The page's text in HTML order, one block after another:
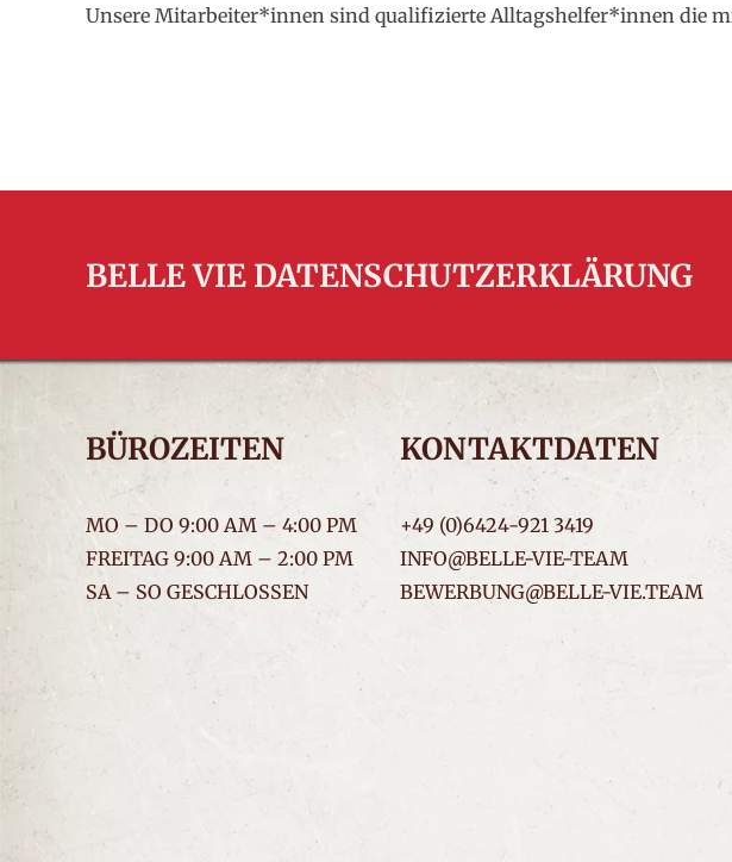
Unsere Mitarbeiter*innen sind qualifizierte Alltagshelfer*innen die
BELLE VIE DATENSCHUTZERKLÄRUNG
BÜROZEITEN
MO – DO 9:00 AM – 4:00 PM
FREITAG 9:00 AM – 2:00 PM
SA – SO GESCHLOSSEN
KONTAKTDATEN
+49 (0)6424-921 3419
INFO@BELLE-VIE-TEAM
BEWERBUNG@BELLE-VIE.TEAM